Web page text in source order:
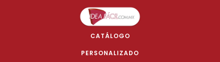
CATÁLOGO
PERSONALIZADO